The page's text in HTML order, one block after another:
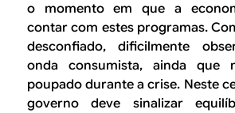
o momento em que a
contar com estes programas.
desconfiado, dificilmente
onda consumista, ainda que
poupado durante a crise. Neste
governo deve sinalizar